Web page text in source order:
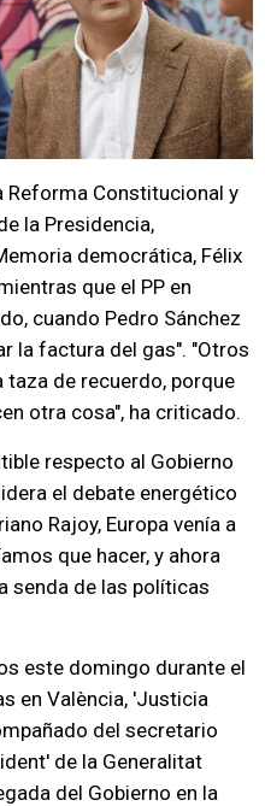
Reforma Constitucional y
la Presidencia,
democrática, Félix
que el PP en
cuando Pedro Sánchez
la factura del gas". "Otros
taza de recuerdo, porque
otra cosa", ha criticado.
respecto al Gobierno
el debate energético
Rajoy, Europa venía a
que hacer, y ahora
senda de las políticas
este domingo durante el
en València, 'Justicia
del secretario
de la Generalitat
del Gobierno en la